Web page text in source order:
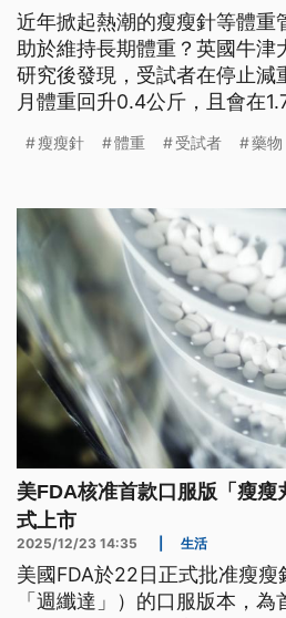
近年掀起熱潮的瘦瘦針等體重
助於維持長期體重？英國牛津
研究後發現，受試者在停止減
月體重回升0.4公斤，且會在
等方式減重者還要快近4倍。
瘦瘦針 體重 受試者 藥物
美FDA核准首款口服版「瘦瘦
式上市
2025/12/23 14:35 生活
美國FDA於22日正式批准瘦
「週纖達」）的口服版本，